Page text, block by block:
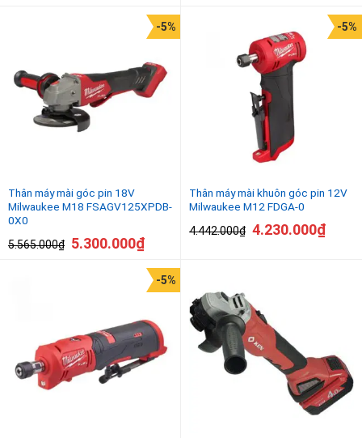
Thân máy mài góc pin 18V
Milwaukee M18 FSAGV125XPDB-
0X0
5.565.000₫
-5%
5.300.000₫
Thân máy mài khuôn góc pin 12V
Milwaukee M12 FDGA-0
4.442.000₫
-5%
4.230.000₫
-5%